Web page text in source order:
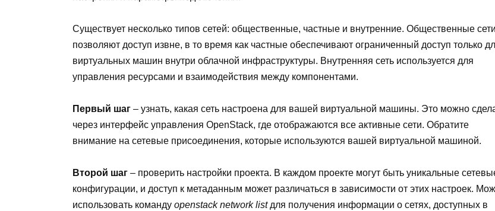
Существует несколько типов сетей: общественные, частные и внутренние. Общественные сети
позволяют доступ извне, в то время как частные обеспечивают ограниченный доступ только
виртуальных машин внутри облачной инфраструктуры. Внутренняя сеть используется для
управления ресурсами и взаимодействия между компонентами.
Первый шаг – узнать, какая сеть настроена для вашей виртуальной машины. Это можно
через интерфейс управления OpenStack, где отображаются все активные сети. Обратите
внимание на сетевые присоединения, которые используются вашей виртуальной машиной.
Второй шаг – проверить настройки проекта. В каждом проекте могут быть уникальные
конфигурации, и доступ к метаданным может различаться в зависимости от этих настроек.
использовать команду openstack network listдля получения информации о сетях, доступных в